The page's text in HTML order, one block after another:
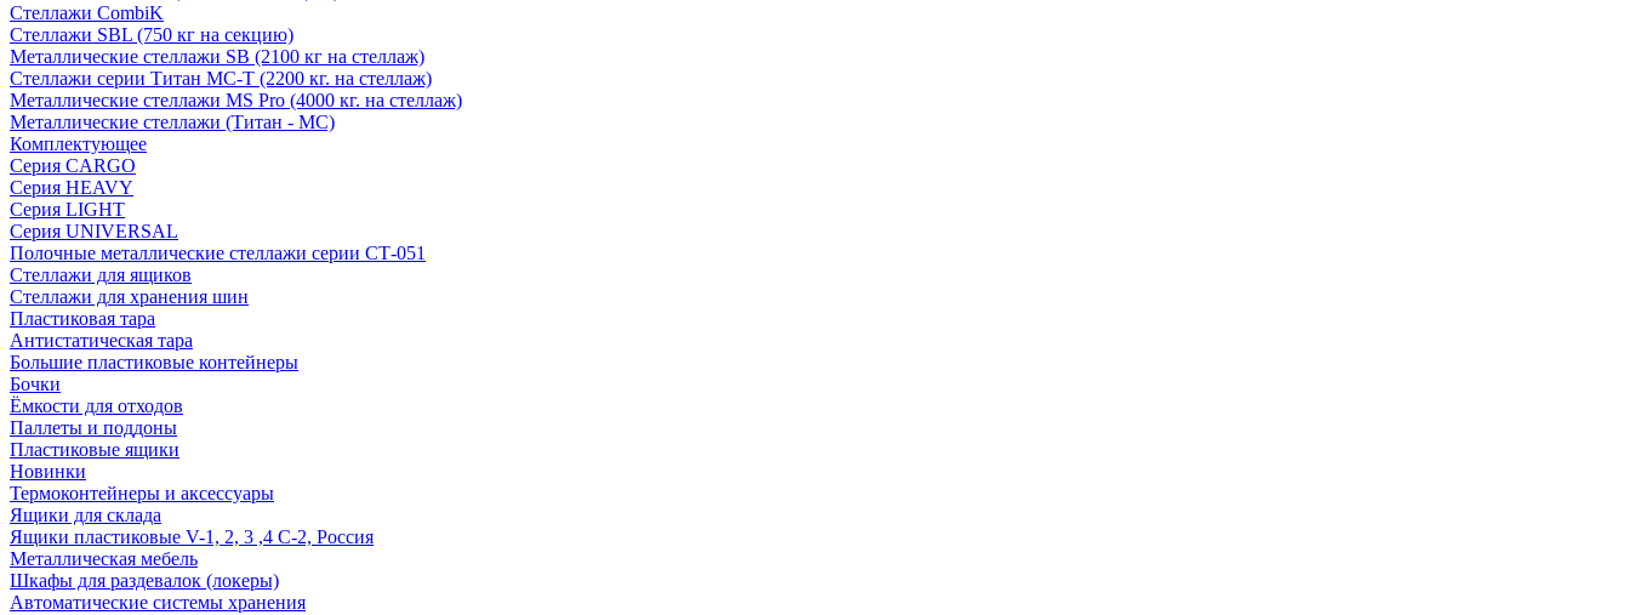
Стеллажи CombiK
Стеллажи SBL (750 кг на секцию)
Металлические стеллажи SB (2100 кг на стеллаж)
Стеллажи серии Титан МС-Т (2200 кг. на стеллаж)
Металлические стеллажи MS Pro (4000 кг. на стеллаж)
Металлические стеллажи (Титан - МС)
Комплектующее
Серия CARGO
Серия HEAVY
Серия LIGHT
Серия UNIVERSAL
Полочные металлические стеллажи серии СТ-051
Стеллажи для ящиков
Стеллажи для хранения шин
Пластиковая тара
Антистатическая тара
Большие пластиковые контейнеры
Бочки
Ёмкости для отходов
Паллеты и поддоны
Пластиковые ящики
Новинки
Термоконтейнеры и аксессуары
Ящики для склада
Ящики пластиковые V-1, 2, 3 ,4 С-2, Россия
Металлическая мебель
Шкафы для раздевалок (локеры)
Автоматические системы хранения